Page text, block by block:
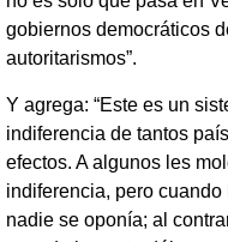
gobiernos democráticos
autoritarismos”.
Y agrega: “Este es un
indiferencia de tantos
efectos. A algunos les
indiferencia, pero
nadie se oponía; al